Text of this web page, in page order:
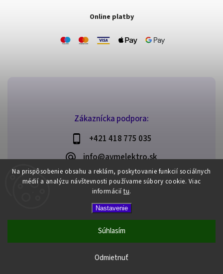
Na prispôsobenie obsahu a reklám, poskytovanie funkcií sociálnych
médií a analýzu návštevnosti používame súbory cookie. Viac
informácií tu.
Nastavenie
Odmietnuť
Súhlasím
Zákaznícka podpora:
+421 418 775 035
info@avmelektro.sk
Online platby
AVM elektro. Všetky práva vyhradené.
Upraviť nastavenie cookies
Shoptet | Design